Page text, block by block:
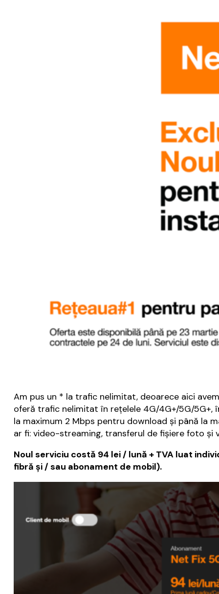
Am pus un * la trafic nelimitat, deoarece aici
oferă trafic nelimitat în rețelele 4G/4G+/5G/5G+,
la maximum 2 Mbps pentru download și până la
ar fi: video-streaming, transferul de fișiere foto și
Noul serviciu costă 94 lei / lună + TVA luat
fibră şi / sau abonament de mobil).